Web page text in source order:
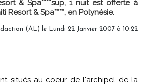
& Spa****sup, 1 nuit est offerte à
Resort & Spa****, en Polynésie.
(AL) le Lundi 22 Janvier 2007 à 10:22